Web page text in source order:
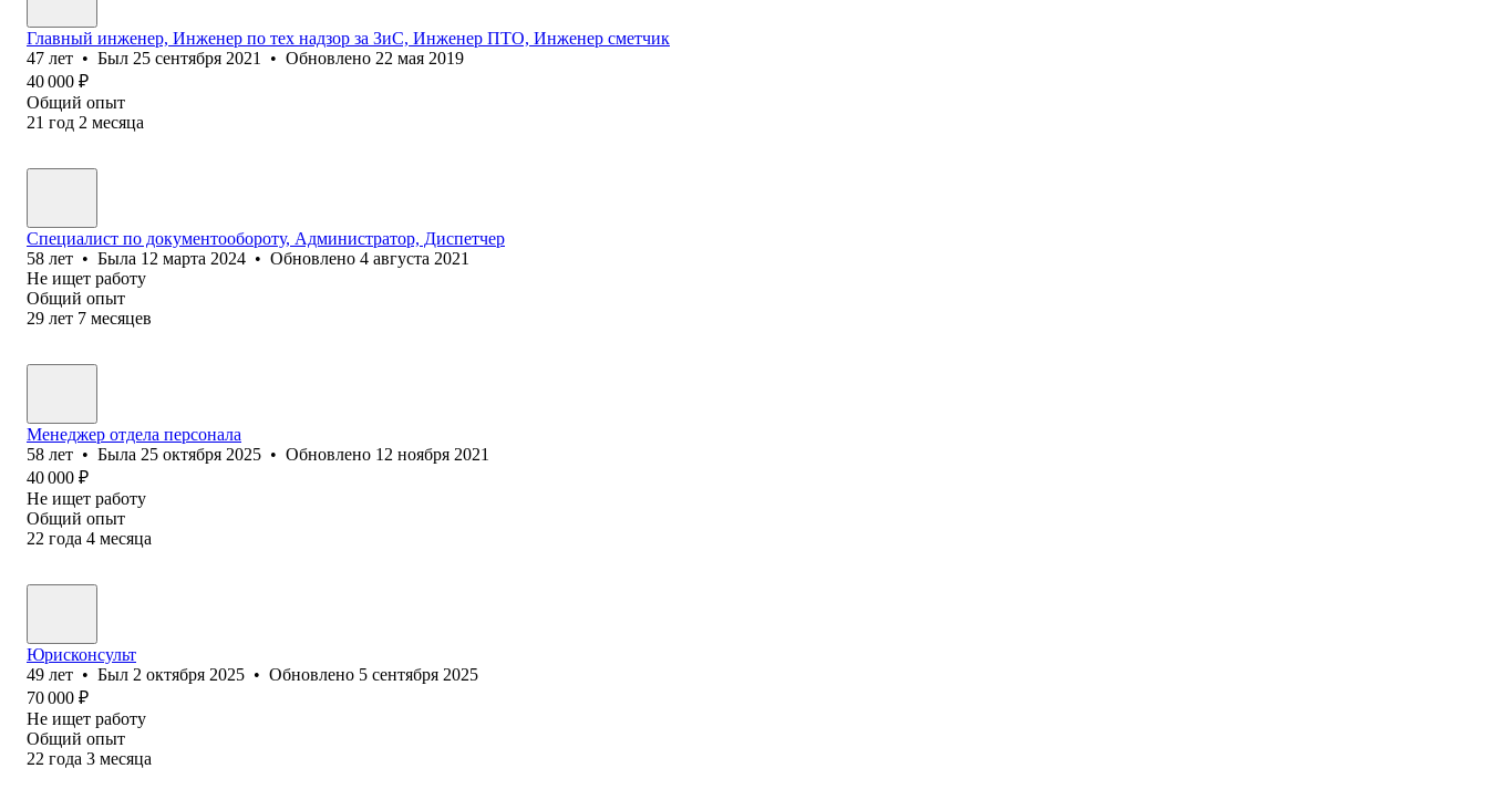
Главный инженер, Инженер по тех надзор за ЗиС, Инженер ПТО, Инженер сметчик
47 лет • Был 25 сентября 2021 • Обновлено 22 мая 2019
40 000 ₽
Общий опыт
21 год 2 месяца
Специалист по документообороту, Администратор, Диспетчер
58 лет • Была 12 марта 2024 • Обновлено 4 августа 2021
Не ищет работу
Общий опыт
29 лет 7 месяцев
Менеджер отдела персонала
58 лет • Была 25 октября 2025 • Обновлено 12 ноября 2021
40 000 ₽
Не ищет работу
Общий опыт
22 года 4 месяца
Юрисконсульт
49 лет • Был 2 октября 2025 • Обновлено 5 сентября 2025
70 000 ₽
Не ищет работу
Общий опыт
22 года 3 месяца